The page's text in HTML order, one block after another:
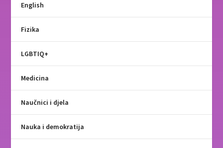
English
Fizika
LGBTIQ+
Medicina
Naučnici i djela
Nauka i demokratija